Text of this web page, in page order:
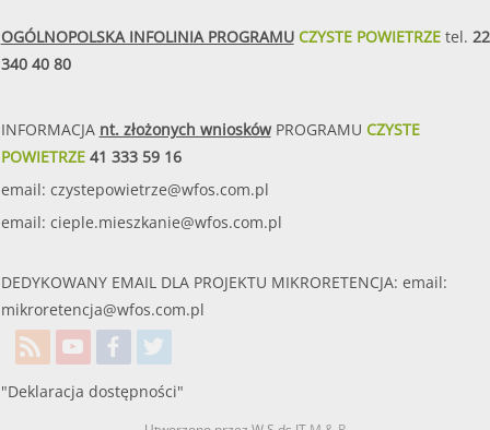
OGÓLNOPOLSKA INFOLINIA PROGRAMUCZYSTE POWIETRZEtel. 22
340 40 80
INFORMACJA nt. złożonych wnioskówPROGRAMU CZYSTE
POWIETRZE41 333 59 16
email: czystepowietrze@wfos.com.pl
email: cieple.mieszkanie@wfos.com.pl
DEDYKOWANY EMAIL DLA PROJEKTU MIKRORETENCJA: email:
mikroretencja@wfos.com.pl
"Deklaracja dostępności"